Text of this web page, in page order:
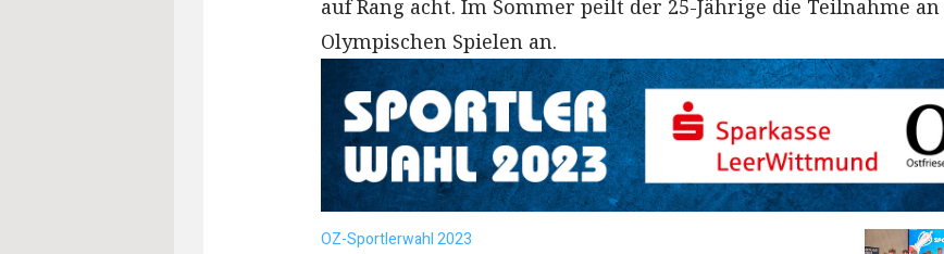
auf Rang acht. Im Sommer peilt der 25-Jährige die Teilnahme
Olympischen Spielen an.
OZ-Sportlerwahl 2023